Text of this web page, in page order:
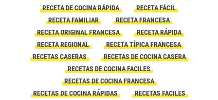
RECETA DE COCINA RÁPIDA
RECETA FÁCIL
RECETA FAMILIAR
RECETA FRANCESA
RECETA ORIGINAL FRANCESA
RECETA RÁPIDA
RECETA REGIONAL
RECETA TÍPICA FRANCESA
RECETAS CASERAS
RECETAS DE COCINA CASERA
RECETAS DE COCINA FACILES
RECETAS DE COCINA FRANCESA
RECETAS DE COCINA RÁPIDAS
RECETAS FACILES